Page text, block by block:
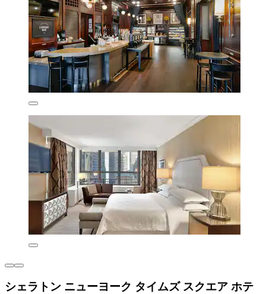
シェラトン ニューヨーク タイムズ スクエア ホテ